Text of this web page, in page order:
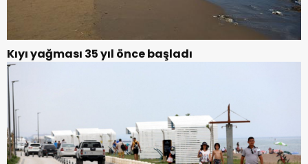
Kıyı yağması 35 yıl önce başladı